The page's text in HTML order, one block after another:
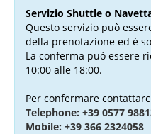
Servizio Shuttle o
Questo servizio può
della prenotazione ed è
La conferma può essere
10:00 alle 18:00.
Per confermare
Telephone: +39 0577
Mobile: +39 366 2324058